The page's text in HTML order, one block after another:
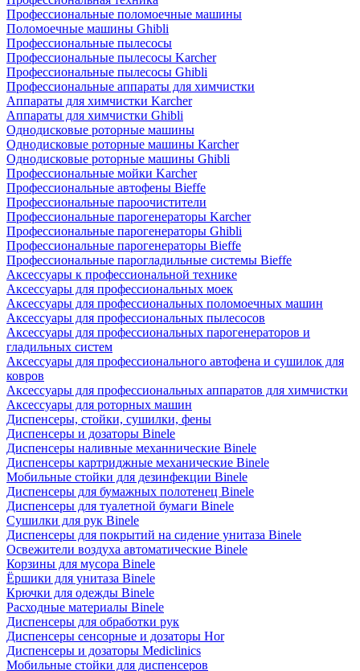
Профессиональные поломоечные машины
Поломоечные машины Ghibli
Профессиональные пылесосы
Профессиональные пылесосы Karcher
Профессиональные пылесосы Ghibli
Профессиональные аппараты для химчистки
Аппараты для химчистки Karcher
Аппараты для химчистки Ghibli
Однодисковые роторные машины
Однодисковые роторные машины Karcher
Однодисковые роторные машины Ghibli
Профессиональные мойки Karcher
Профессиональные автофены Bieffe
Профессиональные пароочистители
Профессиональные парогенераторы Karcher
Профессиональные парогенераторы Ghibli
Профессиональные парогенераторы Bieffe
Профессиональные парогладильные системы Bieffe
Аксессуары к профессиональной технике
Аксессуары для профессиональных моек
Аксессуары для профессиональных поломоечных машин
Аксессуары для профессиональных пылесосов
Аксессуары для профессиональных парогенераторов и
гладильных систем
Аксессуары для профессионального автофена и сушилок для
ковров
Аксессуары для профессиональных аппаратов для химчистки
Аксессуары для роторных машин
Диспенсеры, стойки, сушилки, фены
Диспенсеры и дозаторы Binele
Диспенсеры наливные механнические Binele
Диспенсеры картриджные механические Binele
Мобильные стойки для дезинфекции Binele
Диспенсеры для бумажных полотенец Binele
Диспенсеры для туалетной бумаги Binele
Сушилки для рук Binele
Диспенсеры для покрытий на сидение унитаза Binele
Освежители воздуха автоматические Binele
Корзины для мусора Binele
Ёршики для унитаза Binele
Крючки для одежды Binele
Расходные материалы Binele
Диспенсеры для обработки рук
Диспенсеры сенсорные и дозаторы Hor
Диспенсеры и дозаторы Mediclinics
Мобильные стойки для диспенсеров